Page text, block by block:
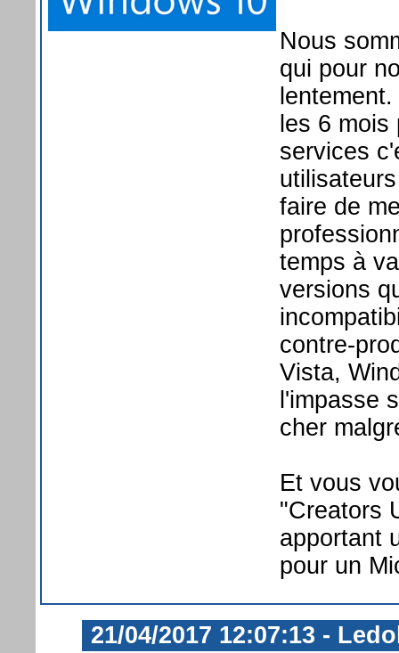
Nous
qui pour
les 6
services
faire de
temps à
versions
contre-
Vista,
l'impasse
cher
Et vous
"Creators
apportant
pour un
21/04/2017 12:07:13 -